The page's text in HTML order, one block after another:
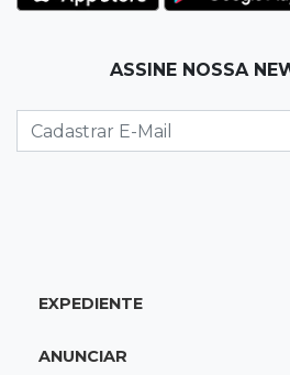
Palmeiras e Vasco
Eleitorado aprova teste da
colinha será "fundamental"
Escolas municipais lideram
ASSINE NOSSA
EXPEDIENTE
ANUNCIAR